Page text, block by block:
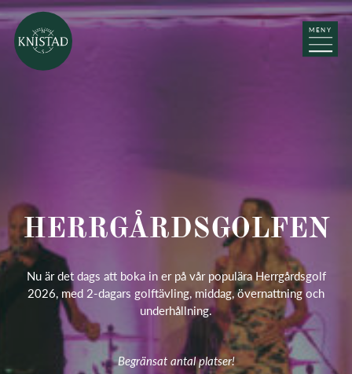
MENY
HERRGÅRDSGOLFEN
Nu är det dags att boka in er på vår populära Herrgårdsgolf
2026, med 2-dagars golftävling, middag, övernattning och
underhållning.
Begränsat antal platser!